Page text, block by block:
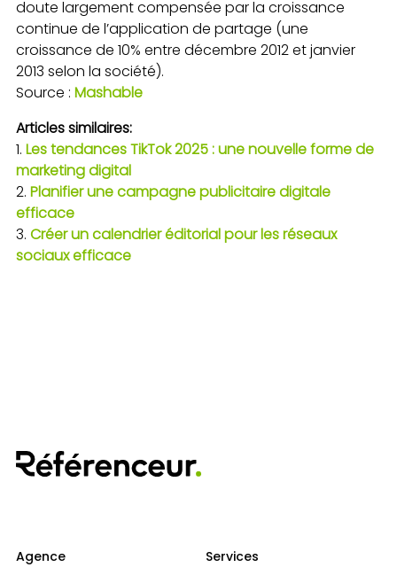
doute largement compensée par la croissance
continue de l’application de partage (une
croissance de 10% entre décembre 2012 et janvier
2013 selon la société).
Source : Mashable
Articles similaires:
Les tendances TikTok 2025 : une nouvelle forme de
marketing digital
Planifier une campagne publicitaire digitale
efficace
Créer un calendrier éditorial pour les réseaux
sociaux efficace
Agence
Services